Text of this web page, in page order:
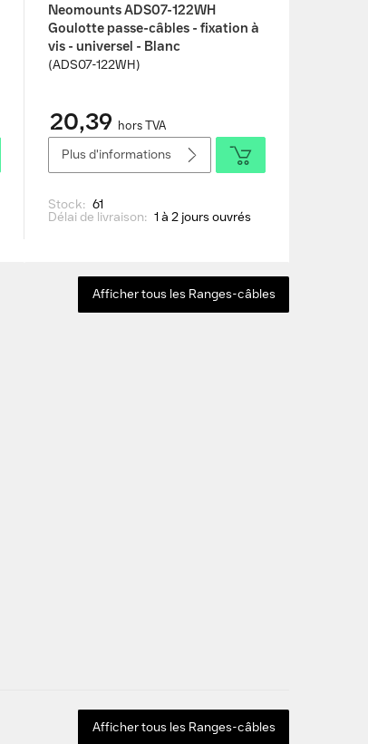
Neomounts ADS07-122WH
Goulotte passe-câbles - fixation à
vis - universel - Blanc
(ADS07-122WH)
20,39 hors TVA
Plus d'informations
Stock: 61
Délai de livraison: 1 à 2 jours ouvrés
Afficher tous les Ranges-câbles
Afficher tous les Ranges-câbles